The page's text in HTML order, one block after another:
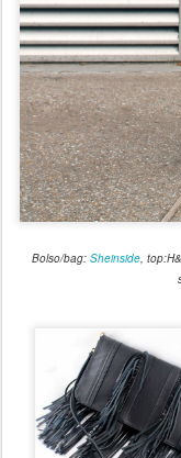
Bolso/bag: Sheinside,